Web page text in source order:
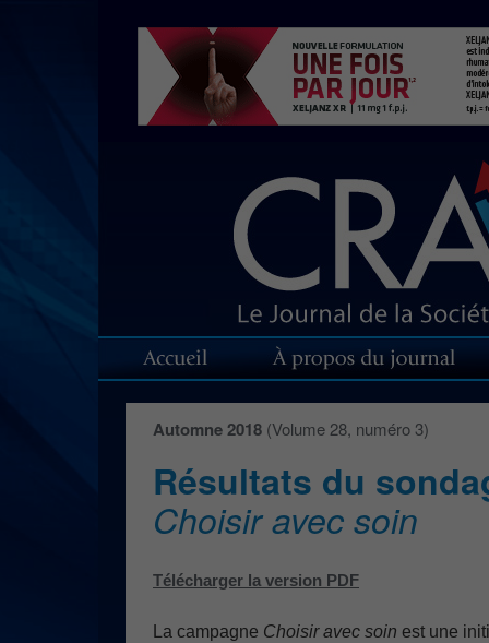
Automne 2018 (Volume 28, numéro 3)
Résultats du
Choisir avec soin
Télécharger la version PDF
La campagne Choisir avec soin est une